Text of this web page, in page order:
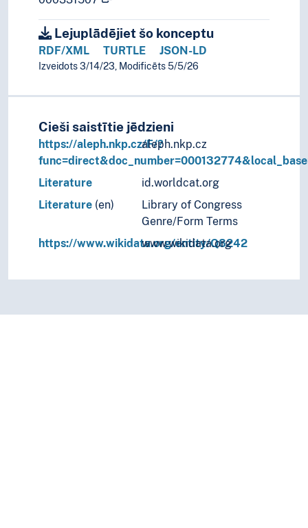
Lejuplādējiet šo konceptu
RDF/XML TURTLE JSON-LD
Izveidots 3/14/23, Modificēts 5/5/26
Cieši saistītie jēdzieni
https://aleph.nkp.cz/F/?aleph.nkp.cz
Literature
id.worldcat.org
Literature (en)
Library of Congress
Genre/Form Terms
https://www.wikidata.org/entity/Q8242
www.wikidata.org